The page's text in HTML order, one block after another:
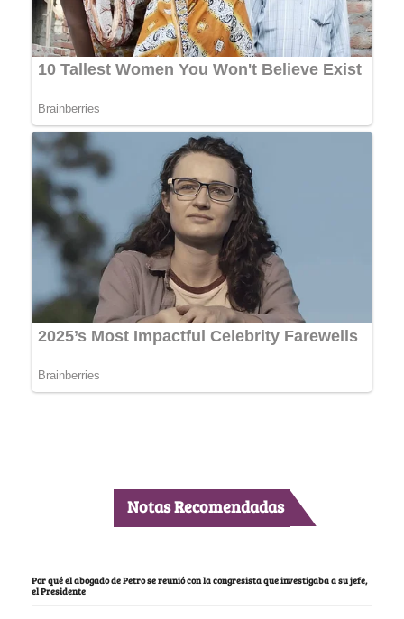
Notas Recomendadas
Por qué el abogado de Petro se reunió con la congresista que investigaba a su jefe,
el Presidente